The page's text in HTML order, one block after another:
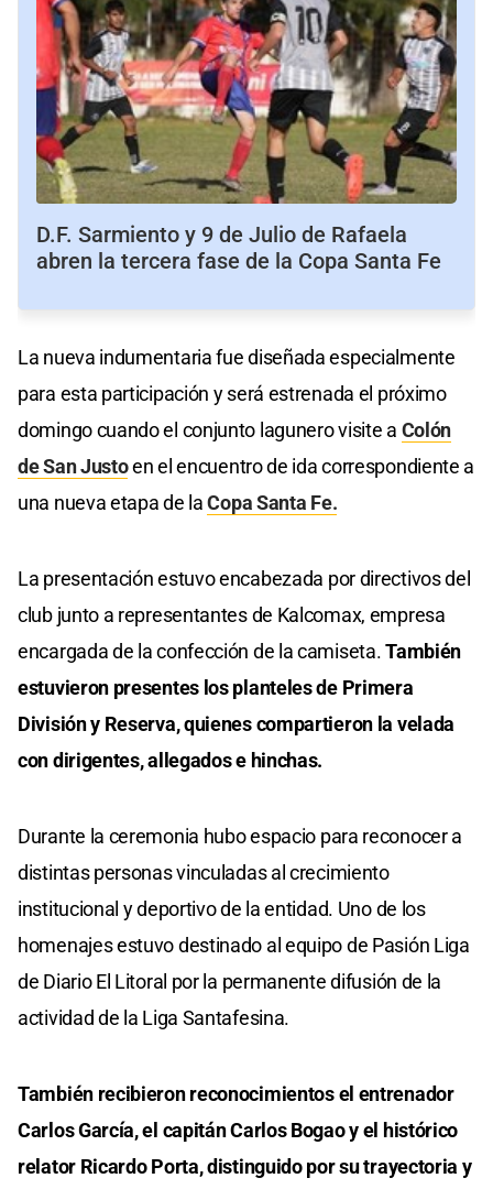
D.F. Sarmiento y 9 de Julio de Rafaela
abren la tercera fase de la Copa Santa Fe
La nueva indumentaria fue diseñada especialmente
para esta participación y será estrenada el próximo
domingo cuando el conjunto lagunero visite a Colón
de San Justoen el encuentro de ida correspondiente a
una nueva etapa de laCopa Santa Fe.
La presentación estuvo encabezada por directivos del
club junto a representantes de Kalcomax, empresa
encargada de la confección de la camiseta.También
estuvieron presentes los planteles de Primera
División y Reserva, quienes compartieron la velada
con dirigentes, allegados e hinchas.
Durante la ceremonia hubo espacio para reconocer a
distintas personas vinculadas al crecimiento
institucional y deportivo de la entidad. Uno de los
homenajes estuvo destinado al equipo de Pasión Liga
de Diario El Litoral por la permanente difusión de la
actividad de la Liga Santafesina.
También recibieron reconocimientos el entrenador
Carlos García, el capitán Carlos Bogao y el histórico
relator Ricardo Porta, distinguido por su trayectoria y